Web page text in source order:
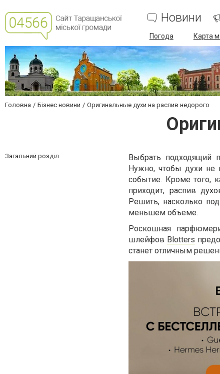
Новини
Погода Карта
Головна Бізнес новини Оригинальные духи на распив недорого
Загальний розділ
Выбрать подходящий
Нужно, чтобы духи не
событие. Кроме того,
приходит, распив
Решить, насколько
меньшем объеме.
Роскошная
шлейфов Blotters
станет отличным